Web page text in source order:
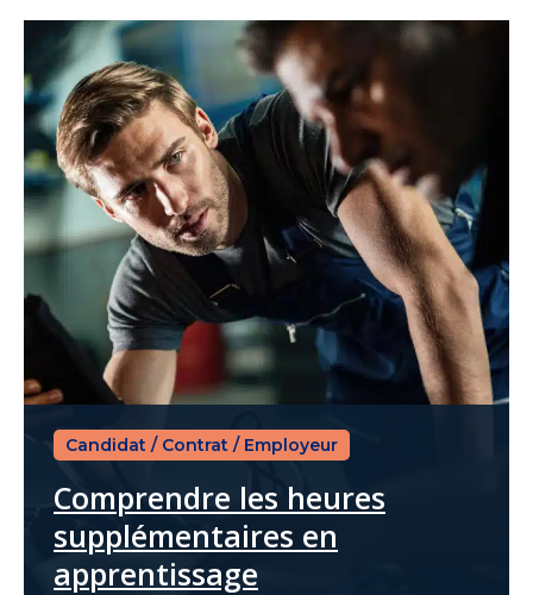
Candidat / Contrat / Employeur
Comprendre les heures
supplémentaires en
apprentissage